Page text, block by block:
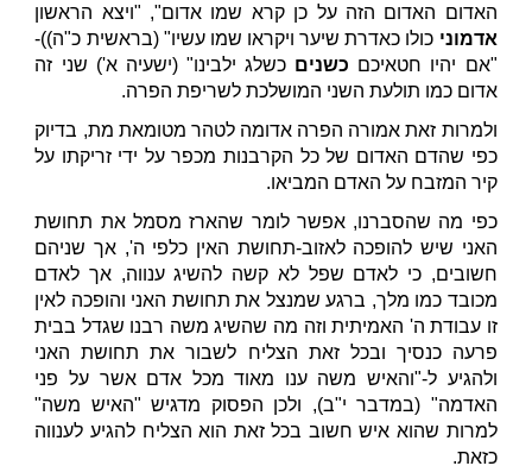
האדום האדום הזה על כן קרא שמו אדום", "ויצא הראשון
אדמוני כולו כאדרת שיער ויקראו שמו עשיו" (בראשית כ"ה))-
"אם יהיו חטאיכם כשנים כשלג ילבינו" (ישעיה א') שני זה
אדום כמו תולעת השני המושלכת לשריפת הפרה.
ולמרות זאת אמורה הפרה אדומה לטהר מטומאת מת, בדיוק
כפי שהדם האדום של כל הקרבנות מכפר על ידי זריקתו על
קיר המזבח על האדם המביאו.
כפי מה שהסברנו, אפשר לומר שהארז מסמל את תחושת
האני שיש להופכה לאזוב-תחושת האין כלפי ה', אך שניהם
חשובים, כי לאדם שפל לא קשה להשיג ענווה, אך לאדם
מכובד כמו מלך, ברגע שמנצל את תחושת האני והופכה לאין
זו עבודת ה' האמיתית וזה מה שהשיג משה רבנו שגדל בבית
פרעה כנסיך ובכל זאת הצליח לשבור את תחושת האני
ולהגיע ל-"והאיש משה ענו מאוד מכל אדם אשר על פני
האדמה" (במדבר י"ב), ולכן הפסוק מדגיש "האיש משה"
למרות שהוא איש חשוב בכל זאת הוא הצליח להגיע לענווה
כזאת.